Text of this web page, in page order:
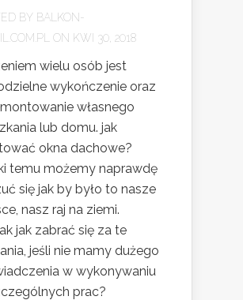
BY BALKON-
ON KWI 30, 2018
wielu osób jest
wykończenie oraz
własnego
lub domu. jak
okna dachowe?
temu możemy naprawdę
się jak by było to nasze
nasz raj na ziemi.
jak zabrać się za te
jeśli nie mamy dużego
w wykonywaniu
prac?